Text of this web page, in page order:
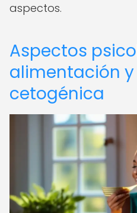
aspectos.
Aspectos
alimentación
cetogénica